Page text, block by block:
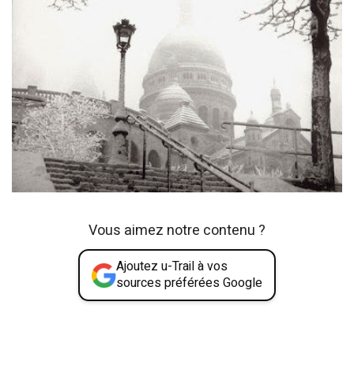
Vous aimez notre contenu ?
Ajoutez u-Trail à vos
sources préférées Google